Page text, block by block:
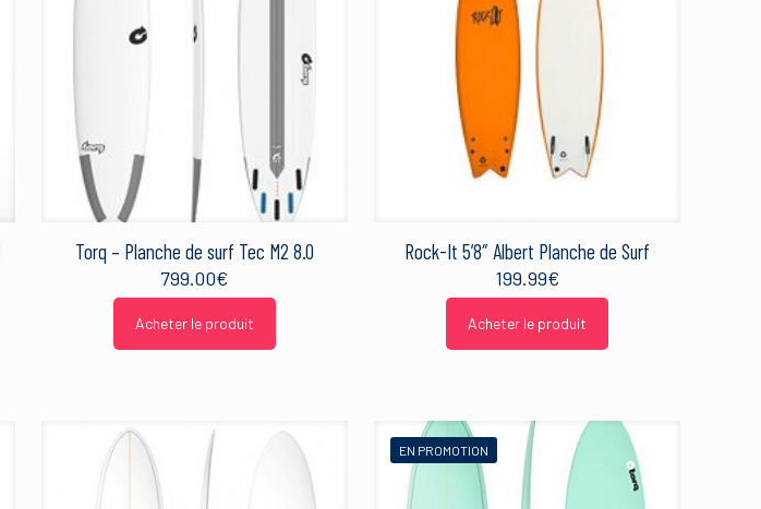
Torq – Planche de surf Tec M2 8.0
799.00€
Acheter le produit
Rock-It 5’8″ Albert Planche de Surf
199.99€
Acheter le produit
EN PROMOTION